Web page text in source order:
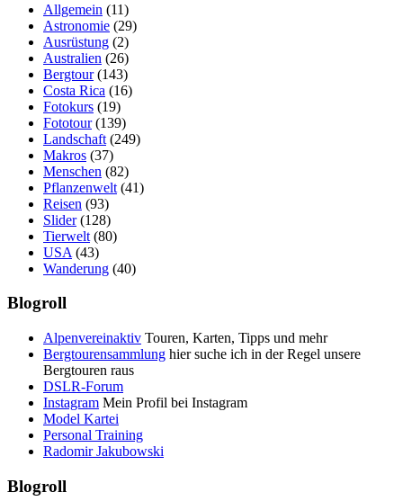
Allgemein (11)
Astronomie (29)
Ausrüstung (2)
Australien (26)
Bergtour(143)
Costa Rica (16)
Fotokurs (19)
Fototour(139)
Landschaft (249)
Makros (37)
Menschen (82)
Pflanzenwelt (41)
Reisen (93)
Slider(128)
Tierwelt (80)
USA (43)
Wanderung (40)
Blogroll
Alpenvereinaktiv Touren, Karten, Tipps und mehr
Bergtourensammlung hier suche ich in der Regel unsere
Bergtouren raus
DSLR-Forum
Instagram Mein Profil bei Instagram
Model Kartei
Personal Training
Radomir Jakubowski
Blogroll